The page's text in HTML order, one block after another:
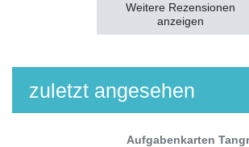
Weitere Rezensionen
anzeigen
zuletzt angesehen
Aufgabenkarten